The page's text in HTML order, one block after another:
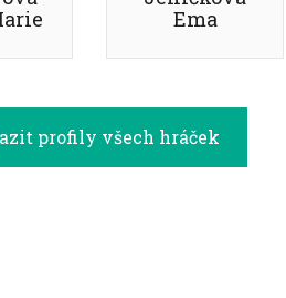
Ema
profily všech hráček